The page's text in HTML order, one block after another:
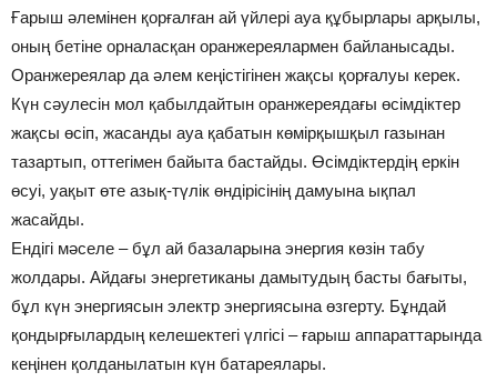
Ғарыш әлемінен қорғалған ай үйлері ауа құбырлары арқылы,
оның бетіне орналасқан оранжереялармен байланысады.
Оранжереялар да әлем кеңістігінен жақсы қорғалуы керек.
Күн сәулесін мол қабылдайтын оранжереядағы өсімдіктер
жақсы өсіп, жасанды ауа қабатын көмірқышқыл газынан
тазартып, оттегімен байыта бастайды. Өсімдіктердің еркін
өсуі, уақыт өте азық-түлік өндірісінің дамуына ықпал
жасайды.
Ендігі мәселе – бұл ай базаларына энергия көзін табу
жолдары. Айдағы энергетиканы дамытудың басты бағыты,
бұл күн энергиясын электр энергиясына өзгерту. Бұндай
қондырғылардың келешектегі үлгісі – ғарыш аппараттарында
кеңінен қолданылатын күн батареялары.